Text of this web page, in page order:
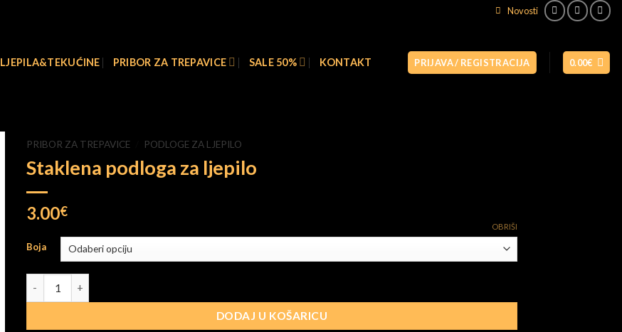
Novosti
LJEPILA&TEKUĆINE PRIBOR ZA TREPAVICE SALE 50% KONTAKT PRIJAVA / REGISTRACIJA 0.00€
PRIBOR ZA TREPAVICE PODLOGE ZA LJEPILO
Staklena podloga za ljepilo
3.00€
Boja
OBRIŠI
DODAJ U KOŠARICU
Naruči odmah